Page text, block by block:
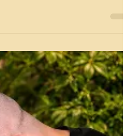
por ordenador es una de
habituales en personas que
horas sentadas o frente a una
artículo te explico por qué
en el cuello y los
y cómo puede ayudar
además de